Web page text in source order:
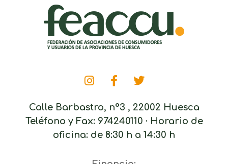
Calle Barbastro, nº3 , 22002 Huesca
Teléfono y Fax: 974240110 · Horario de
oficina: de 8:30 h a 14:30 h